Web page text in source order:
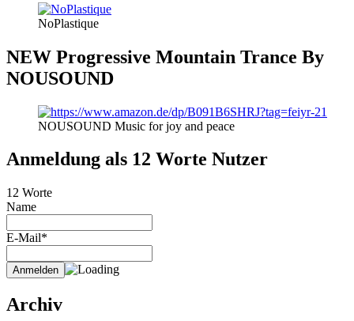
NoPlastique
NEW Progressive Mountain Trance By
NOUSOUND
NOUSOUND Music for joy and peace
Anmeldung als 12 Worte Nutzer
12 Worte
Name
E-Mail*
Archiv